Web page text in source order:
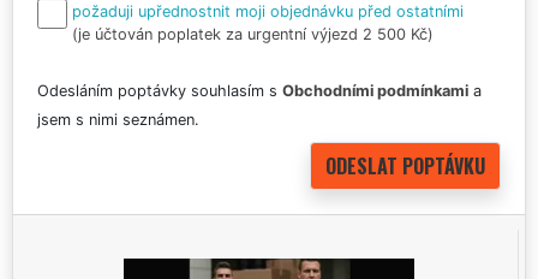
požaduji upřednostnit moji objednávku před ostatními
(je účtován poplatek za urgentní výjezd 2 500 Kč)
Odesláním poptávky souhlasím s Obchodními podmínkami a
jsem s nimi seznámen.